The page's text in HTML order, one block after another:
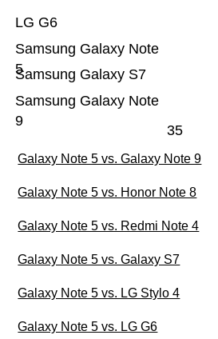
Samsung Galaxy Note
9
Samsung Galaxy S7
Samsung Galaxy Note
5
LG G6
35
Galaxy Note 5 vs. Galaxy Note 9
Galaxy Note 5 vs. Honor Note 8
Galaxy Note 5 vs. Redmi Note 4
Galaxy Note 5 vs. Galaxy S7
Galaxy Note 5 vs. LG Stylo 4
Galaxy Note 5 vs. LG G6